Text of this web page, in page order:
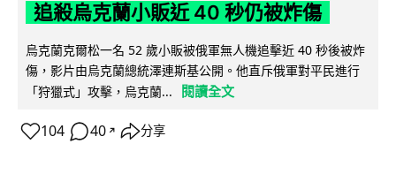
追殺烏克蘭小販近 40 秒仍被炸傷
烏克蘭克爾松一名 52 歲小販被俄軍無人機追擊近 40 秒後被炸
傷，影片由烏克蘭總統澤連斯基公開。他直斥俄軍對平民進行
「狩獵式」攻擊，烏克蘭...
閱讀全文
104 40 ↗ 分享